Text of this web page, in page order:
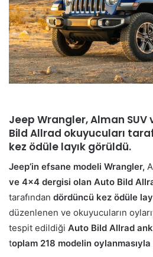
Jeep Wrangler, Alman
Bild Allrad okuyucuları
kez ödüle layık görüldü.
Jeep’in efsane modeli Wrangler,
ve 4×4 dergisi olan Auto Bild
tarafından dördüncü kez ödüle
düzenlenen ve okuyucuların
tespit edildiği Auto Bild Allrad
toplam 218 modelin